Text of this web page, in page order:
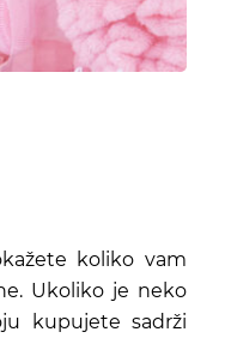
koliko vam
Ukoliko je neko
kupujete sadrži